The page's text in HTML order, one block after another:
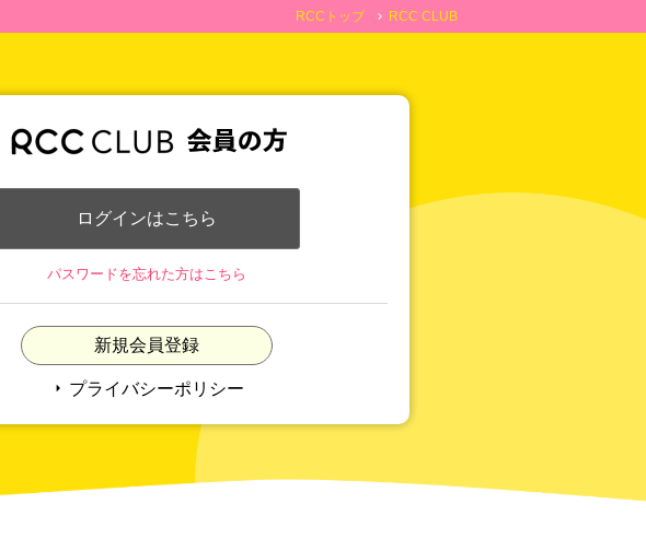
RCCトップ chevron_right RCC CLUB
ログインはこちら
パスワードを忘れた方はこちら
新規会員登録
arrow_right プライバシーポリシー